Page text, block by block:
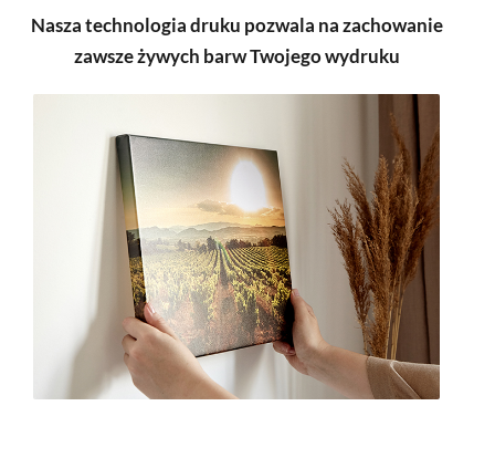
Nasza technologia druku pozwala na zachowanie
zawsze żywych barw Twojego wydruku